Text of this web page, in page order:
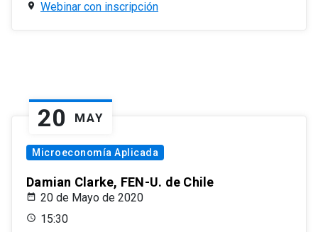
Webinar con inscripción
20 MAY
Microeconomía Aplicada
Damian Clarke, FEN-U. de Chile
20 de Mayo de 2020
15:30